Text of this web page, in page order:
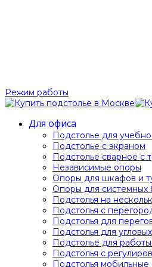
Режим работы
Для офиса
Подстолье для
Подстолье c экраном
Подстолье сварное с
Независимые опоры
Опоры для шкафов и
Опоры для системных
Подстолья на
Подстолья с
Подстолья для
Подстолья для
Подстолье для работы
Подстолья с
Подстолья мобильные